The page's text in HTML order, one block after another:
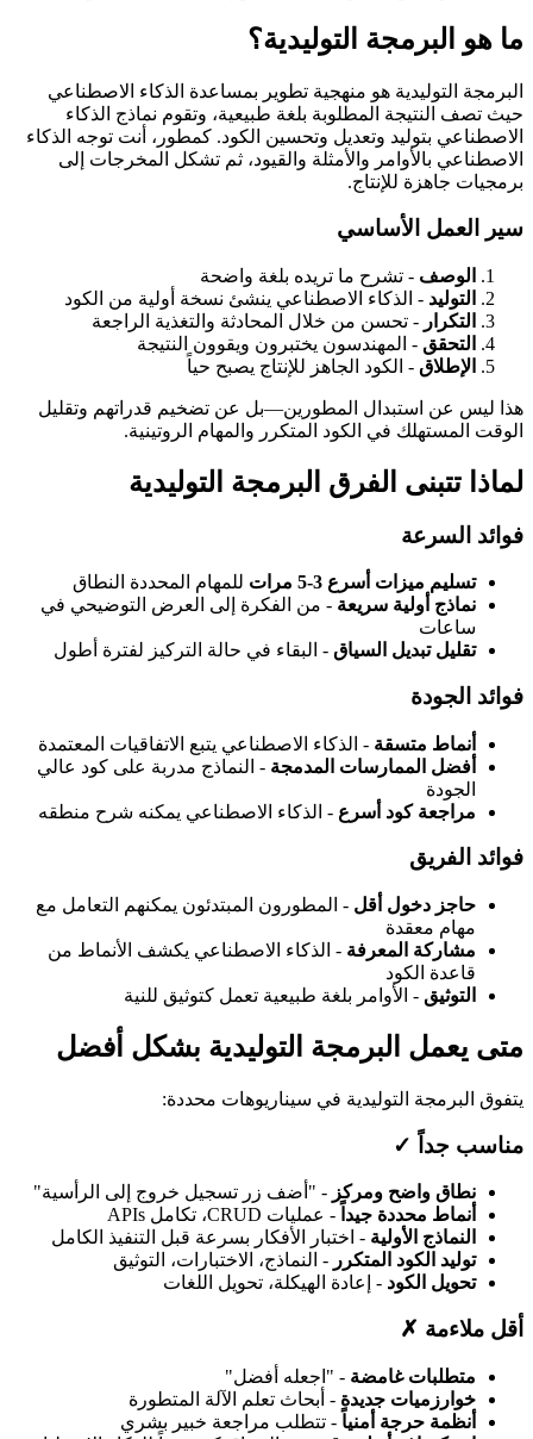
ما هو البرمجة التوليدية؟
البرمجة التوليدية هو منهجية تطوير بمساعدة الذكاء الاصطناعي
حيث تصف النتيجة المطلوبة بلغة طبيعية، وتقوم نماذج الذكاء
الاصطناعي بتوليد وتعديل وتحسين الكود. كمطور، أنت توجه الذكاء
الاصطناعي بالأوامر والأمثلة والقيود، ثم تشكل المخرجات إلى
برمجيات جاهزة للإنتاج.
سير العمل الأساسي
الوصف- تشرح ما تريده بلغة واضحة
التوليد- الذكاء الاصطناعي ينشئ نسخة أولية من الكود
التكرار - تحسن من خلال المحادثة والتغذية الراجعة
التحقق- المهندسون يختبرون ويقوون النتيجة
الإطلاق- الكود الجاهز للإنتاج يصبح حياً
هذا ليس عن استبدال المطورين—بل عن تضخيم قدراتهم وتقليل
الوقت المستهلك في الكود المتكرر والمهام الروتينية.
لماذا تتبنى الفرق البرمجة التوليدية
فوائد السرعة
تسليم ميزات أسرع 3-5 مرات
للمهام المحددة النطاق
نماذج أولية سريعة- من الفكرة إلى العرض التوضيحي في
ساعات
تقليل تبديل السياق- البقاء في حالة التركيز لفترة أطول
فوائد الجودة
أنماط متسقة- الذكاء الاصطناعي يتبع الاتفاقيات المعتمدة
أفضل الممارسات المدمجة- النماذج مدربة على كود عالي
الجودة
مراجعة كود أسرع- الذكاء الاصطناعي يمكنه شرح منطقه
فوائد الفريق
حاجز دخول أقل - المطورون المبتدئون يمكنهم التعامل مع
مهام معقدة
مشاركة المعرفة- الذكاء الاصطناعي يكشف الأنماط من
قاعدة الكود
التوثيق- الأوامر بلغة طبيعية تعمل كتوثيق للنية
متى يعمل البرمجة التوليدية بشكل أفضل
يتفوق البرمجة التوليدية في سيناريوهات محددة:
مناسب جداً ✓
نطاق واضح ومركز- "أضف زر تسجيل خروج إلى الرأسية"
أنماط محددة جيداً- عمليات CRUD، تكامل APIs
النماذج الأولية- اختبار الأفكار بسرعة قبل التنفيذ الكامل
توليد الكود المتكرر - النماذج، الاختبارات، التوثيق
تحويل الكود- إعادة الهيكلة، تحويل اللغات
أقل ملاءمة ✗
متطلبات غامضة- "اجعله أفضل"
خوارزميات جديدة- أبحاث تعلم الآلة المتطورة
أنظمة حرجة أمنياً- تتطلب مراجعة خبير بشري